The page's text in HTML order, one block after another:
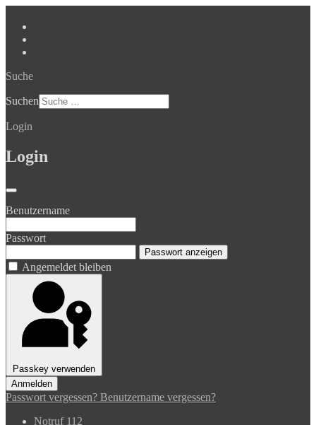
Suche
Suchen
Login
Login
Benutzername
Passwort
Passwort anzeigen
Angemeldet bleiben
Passkey verwenden
Anmelden
Passwort vergessen? Benutzername vergessen?
Notruf 112